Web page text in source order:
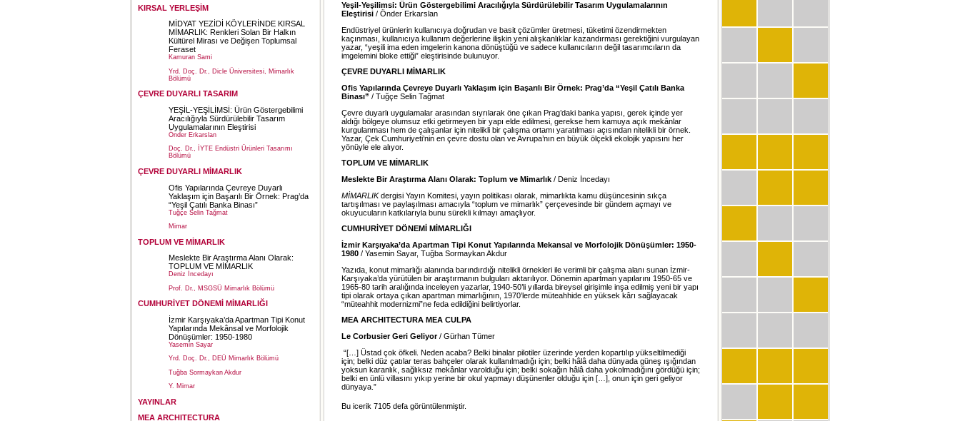
KIRSAL YERLEŞİM
MİDYAT YEZİDİ KÖYLERİNDE KIRSAL
MİMARLIK: Renkleri Solan Bir Halkın
Kültürel Mirası ve Değişen Toplumsal
Feraset
Kamuran Sami
Yrd. Doç. Dr., Dicle Üniversitesi, Mimarlık
Bölümü
ÇEVRE DUYARLI TASARIM
YEŞİL-YEŞİLİMSİ: Ürün Göstergebilimi
Aracılığıyla Sürdürülebilir Tasarım
Uygulamalarının Eleştirisi
Önder Erkarslan
Doç. Dr., İYTE Endüstri Ürünleri Tasarımı
Bölümü
ÇEVRE DUYARLI MİMARLIK
Ofis Yapılarında Çevreye Duyarlı
Yaklaşım için Başarılı Bir Örnek: Prag’da
“Yeşil Çatılı Banka Binası”
Tuğçe Selin Tağmat
Mimar
TOPLUM VE MİMARLIK
Meslekte Bir Araştırma Alanı Olarak:
TOPLUM VE MİMARLIK
Deniz İncedayı
Prof. Dr., MSGSÜ Mimarlık Bölümü
CUMHURİYET DÖNEMİ MİMARLIĞI
İzmir Karşıyaka’da Apartman Tipi Konut
Yapılarında Mekânsal ve Morfolojik
Dönüşümler: 1950-1980
Yasemin Sayar
Yrd. Doç. Dr., DEÜ Mimarlık Bölümü
Tuğba Sormaykan Akdur
Y. Mimar
YAYINLAR
MEA ARCHITECTURA
Yeşil-Yeşilimsi: Ürün Göstergebilimi Aracılığıyla Sürdürülebilir Tasarım Uygulamalarının
Eleştirisi / Önder Erkarslan
Endüstriyel ürünlerin kullanıcıya doğrudan ve basit çözümler üretmesi, tüketimi özendirmekten
kaçınması, kullanıcıya kullanım değerlerine ilişkin yeni alışkanlıklar kazandırması gerektiğini vurgulayan
yazar, “yeşili ima eden imgelerin kanona dönüştüğü ve sadece kullanıcıların değil tasarımcıların da
imgelemini bloke ettiği” eleştirisinde bulunuyor.
ÇEVRE DUYARLI MİMARLIK
Ofis Yapılarında Çevreye Duyarlı Yaklaşım için Başarılı Bir Örnek: Prag’da “Yeşil Çatılı Banka
Binası” / Tuğçe Selin Tağmat
Çevre duyarlı uygulamalar arasından sıyrılarak öne çıkan Prag’daki banka yapısı, gerek içinde yer
aldığı bölgeye olumsuz etki getirmeyen bir yapı elde edilmesi, gerekse hem kamuya açık mekânlar
kurgulanması hem de çalışanlar için nitelikli bir çalışma ortamı yaratılması açısından nitelikli bir örnek.
Yazar, Çek Cumhuriyeti’nin en çevre dostu olan ve Avrupa’nın en büyük ölçekli ekolojik yapısını her
yönüyle ele alıyor.
TOPLUM VE MİMARLIK
Meslekte Bir Araştırma Alanı Olarak: Toplum ve Mimarlık / Deniz İncedayı
MİMARLIKdergisi Yayın Komitesi, yayın politikası olarak, mimarlıkta kamu düşüncesinin sıkça
tartışılması ve paylaşılması amacıyla “toplum ve mimarlık” çerçevesinde bir gündem açmayı ve
okuyucuların katkılarıyla bunu sürekli kılmayı amaçlıyor.
CUMHURİYET DÖNEMİ MİMARLIĞI
İzmir Karşıyaka’da Apartman Tipi Konut Yapılarında Mekansal ve Morfolojik Dönüşümler: 1950-
1980 / Yasemin Sayar, Tuğba Sormaykan Akdur
Yazıda, konut mimarlığı alanında barındırdığı nitelikli örnekleri ile verimli bir çalışma alanı sunan İzmir-
Karşıyaka’da yürütülen bir araştırmanın bulguları aktarılıyor. Dönemin apartman yapılarını 1950-65 ve
1965-80 tarih aralığında inceleyen yazarlar, 1940-50’li yıllarda bireysel girişimle inşa edilmiş yeni bir yapı
tipi olarak ortaya çıkan apartman mimarlığının, 1970’lerde müteahhide en yüksek kârı sağlayacak
“müteahhit modernizmi”ne feda edildiğini belirtiyorlar.
MEA ARCHITECTURA MEA CULPA
Le Corbusier Geri Geliyor/ Gürhan Tümer
“[…] Üstad çok öfkeli. Neden acaba? Belki binalar pilotiler üzerinde yerden kopartılıp yükseltilmediği
için; belki düz çatılar teras bahçeler olarak kullanılmadığı için; belki hâlâ daha dünyada güneş ışığından
yoksun karanlık, sağlıksız mekânlar varolduğu için; belki sokağın hâlâ daha yokolmadığını gördüğü için;
belki en ünlü villasını yıkıp yerine bir okul yapmayı düşünenler olduğu için […], onun için geri geliyor
dünyaya.”
Bu icerik 7105 defa görüntülenmiştir.